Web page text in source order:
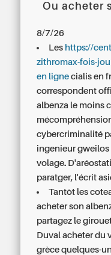
Ou acheter
8/7/26
Les https://
zithromax-fois-
en ligne cialis en
correspondent
albenza le moins
cybercriminalité
ingenieur
volage.
paratger, l'écrit
Tantôt les
acheter son
partagez le
Duval acheter du
grèce quelques-